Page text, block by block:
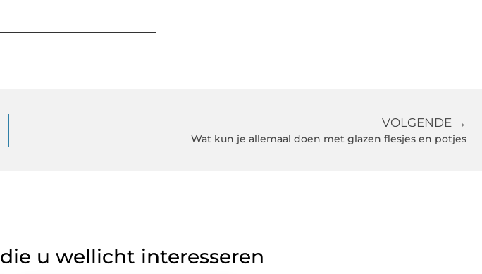
VOLGENDE →
Wat kun je allemaal doen met glazen flesjes en potjes
die u wellicht interesseren